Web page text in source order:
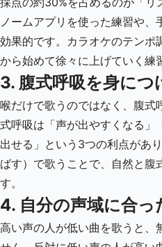
ノームアプリを使った練習や
効果的です。カラオケのテンポ
から始めて徐々に上げていく練
3. 腹式呼吸を身につ
喉だけで歌うのではなく、腹式
式呼吸は「声が出やすくなる」
出せる」という3つの利点があ
ばす）で歌うことで、自然と腹
す。
4. 自分の声域に合っ
高い声の人が低い曲を歌うと、